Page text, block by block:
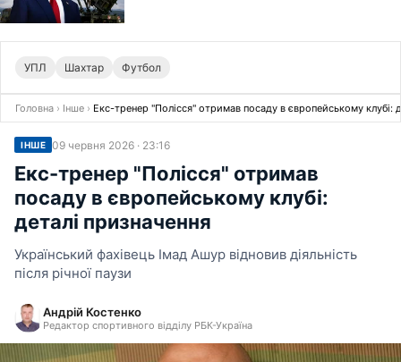
УПЛ Шахтар Футбол
Головна › Інше › Екс-тренер "Полісся" отримав посаду в європейському клубі:
ІНШЕ 09 червня 2026 · 23:16
Екс-тренер "Полісся" отримав
посаду в європейському клубі:
деталі призначення
Український фахівець Імад Ашур відновив діяльність
після річної паузи
Андрій Костенко
Редактор спортивного відділу РБК-Україна